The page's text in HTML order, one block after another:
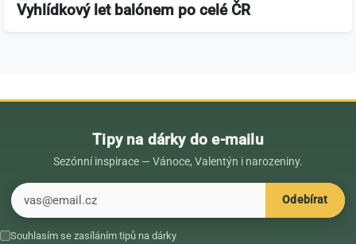
Vyhlídkový let balónem po celé ČR
Tipy na dárky do e-mailu
Sezónní inspirace — Vánoce, Valentýn i narozeniny.
Odebírat
Souhlasím se zasíláním tipů na dárky